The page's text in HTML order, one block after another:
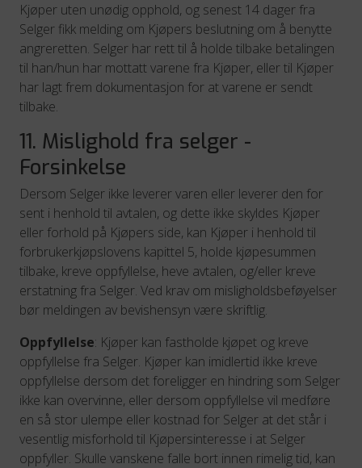
Kjøper uten unødig opphold, og senest 14 dager fra
Selger fikk melding om Kjøpers beslutning om å benytte
angreretten. Selger har rett til å holde tilbake betalingen
til han/hun har mottatt varene fra Kjøper, eller til Kjøper
har lagt frem dokumentasjon for at varene er sendt
tilbake.
11. Mislighold fra selger -
Forsinkelse
Dersom Selger ikke leverer varen eller leverer den for
sent i henhold til avtalen, og dette ikke skyldes Kjøper
eller forhold på Kjøpers side, kan Kjøper i henhold til
forbrukerkjøpslovens kapittel 5, holde kjøpesummen
tilbake, kreve oppfyllelse, heve avtalen, og/eller kreve
erstatning fra Selger. Ved krav om misligholdsbeføyelser
bør meldingen av bevishensyn være skriftlig.
Oppfyllelse: Kjøper kan fastholde kjøpet og kreve
oppfyllelse fra Selger. Kjøper kan imidlertid ikke kreve
oppfyllelse dersom det foreligger en hindring som Selger
ikke kan overvinne, eller dersom oppfyllelse vil medføre
en så stor ulempe eller kostnad for Selger at det står i
vesentlig misforhold til Kjøpersinteresse i at Selger
oppfyller. Skulle vanskene falle bort innen rimelig tid, kan